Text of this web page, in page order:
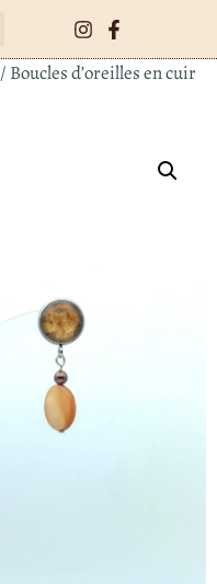
/ Boucles d’oreilles en cuir